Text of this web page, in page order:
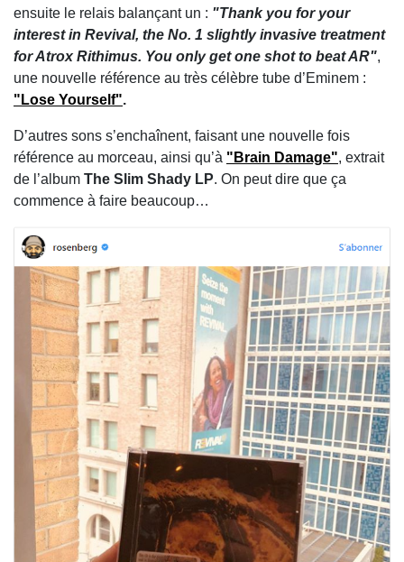
ensuite le relais balançant un : "Thank you for your
interest in Revival, the No. 1 slightly invasive treatment
for Atrox Rithimus. You only get one shot to beat AR",
une nouvelle référence au très célèbre tube d’Eminem :
"Lose Yourself".
D’autres sons s’enchaînent, faisant une nouvelle fois
référence au morceau, ainsi qu’à "Brain Damage", extrait
de l’album The Slim Shady LP. On peut dire que ça
commence à faire beaucoup…